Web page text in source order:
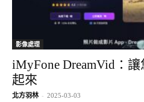
影像處理
iMyFone DreamVid：
起來
北方羽林 - 2025-03-03